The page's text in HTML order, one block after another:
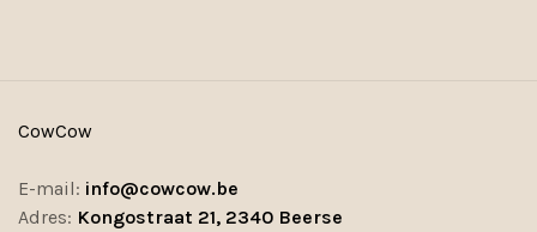
CowCow
E-mail: info@cowcow.be
Adres: Kongostraat 21, 2340 Beerse